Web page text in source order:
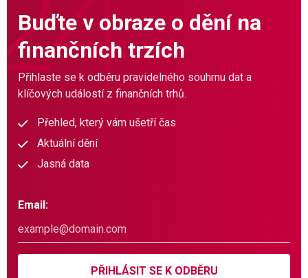
Buďte v obraze o dění na
finančních trzích
Přihlaste se k odběru pravidelného souhrnu dat a
klíčových událostí z finančních trhů.
Přehled, který vám ušetří čas
Aktuální dění
Jasná data
Email:
PŘIHLÁSIT SE K ODBĚRU